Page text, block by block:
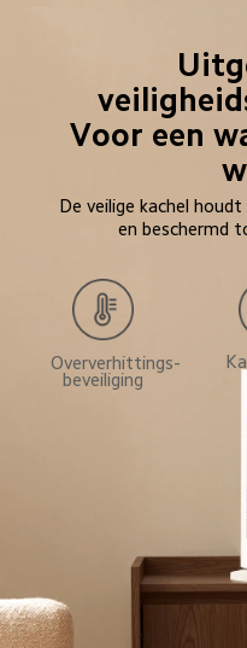
Voor een
De veilige kachel
en beschermd
Oververhittings-
beveiliging